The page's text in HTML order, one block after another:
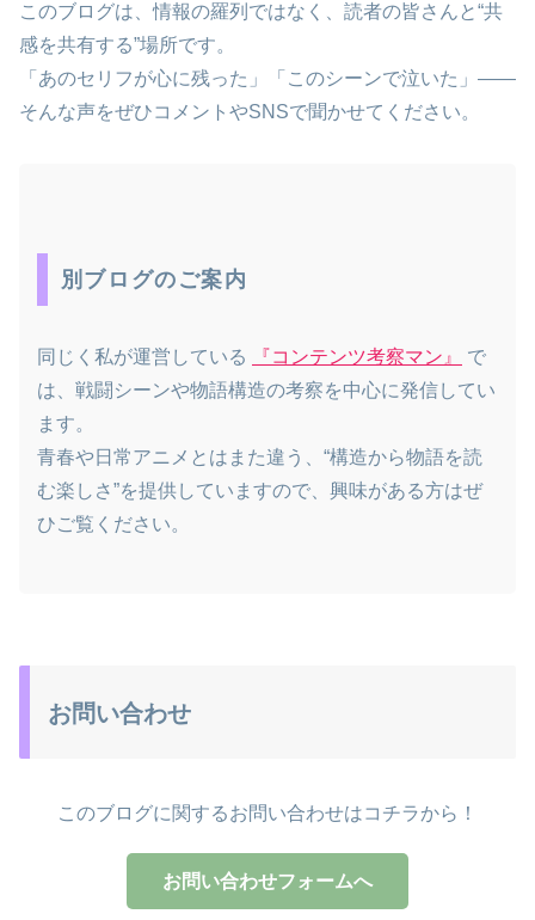
このブログは、情報の羅列ではなく、読者の皆さんと“共
感を共有する”場所です。
「あのセリフが心に残った」「このシーンで泣いた」――
そんな声をぜひコメントやSNSで聞かせてください。
別ブログのご案内
同じく私が運営している 『コンテンツ考察マン』
で
は、戦闘シーンや物語構造の考察を中心に発信してい
ます。
青春や日常アニメとはまた違う、“構造から物語を読
む楽しさ”を提供していますので、興味がある方はぜ
ひご覧ください。
お問い合わせ
このブログに関するお問い合わせはコチラから！
お問い合わせフォームへ